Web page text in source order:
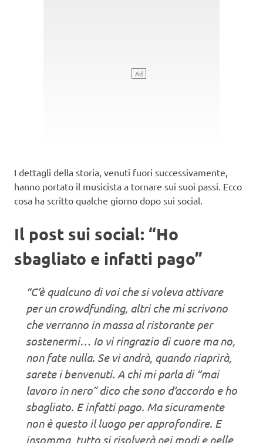
I dettagli della storia, venuti fuori successivamente,
hanno portato il musicista a tornare sui suoi passi. Ecco
cosa ha scritto qualche giorno dopo sui social.
Il post sui social: “Ho
sbagliato e infatti pago”
“C’è qualcuno di voi che si voleva attivare
per un crowdfunding, altri che mi scrivono
che verranno in massa al ristorante per
sostenermi… Io vi ringrazio di cuore ma no,
non fate nulla. Se vi andrà, quando riaprirà,
sarete i benvenuti. A chi mi parla di “mai
lavoro in nero” dico che sono d’accordo e ho
sbagliato. E infatti pago. Ma sicuramente
non è questo il luogo per approfondire. E
insomma, tutto si risolverà nei modi e nelle